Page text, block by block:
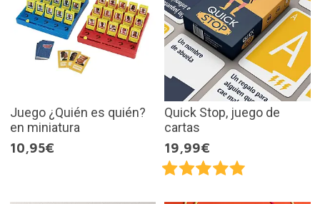
Juego ¿Quién es quién?
en miniatura
10,95€
Quick Stop, juego de
cartas
19,99€